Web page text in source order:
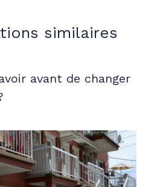
similaires
avant de changer